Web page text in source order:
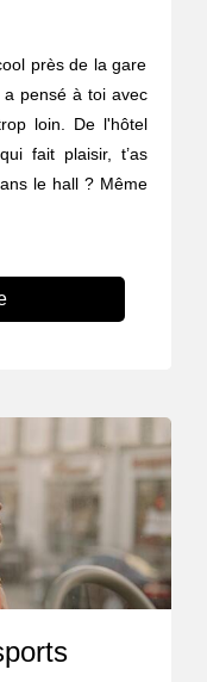
près de la gare
a pensé à toi avec
loin. De l'hôtel
fait plaisir, t’as
le hall ? Même